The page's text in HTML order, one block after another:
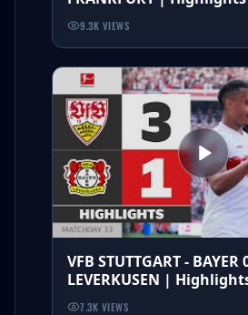
33 – Bundesliga 25/26
9.3K VIEWS
VFB STUTTGART - BAYER
LEVERKUSEN |
Bundesliga 25/26
7.3K VIEWS